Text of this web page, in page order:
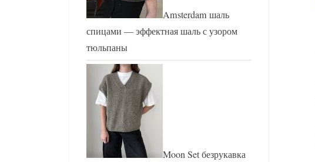
Amsterdam шаль
спицами — эффектная шаль с узором
тюльпаны
Moon Set безрукавка